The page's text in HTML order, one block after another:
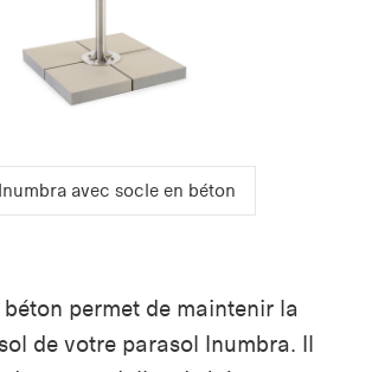
Inumbra avec socle en béton
permet de maintenir la
de votre parasol Inumbra. Il